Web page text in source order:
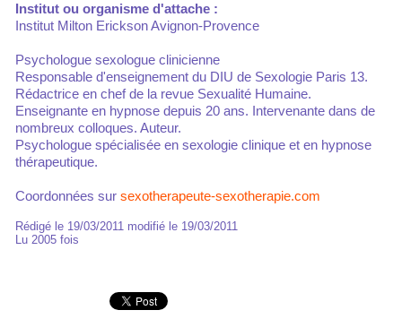
Institut ou organisme d'attache :
Institut Milton Erickson Avignon-Provence
Psychologue sexologue clinicienne
Responsable d'enseignement du DIU de Sexologie Paris 13.
Rédactrice en chef de la revue Sexualité Humaine.
Enseignante en hypnose depuis 20 ans. Intervenante dans de
nombreux colloques. Auteur.
Psychologue spécialisée en sexologie clinique et en hypnose
thérapeutique.
Coordonnées sur sexotherapeute-sexotherapie.com
Rédigé le 19/03/2011 modifié le 19/03/2011
Lu 2005 fois